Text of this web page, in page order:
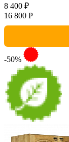
8 400 ₽
16 800 Р
-50%